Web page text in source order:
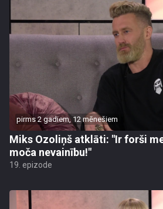
pirms 2 gadiem, 12 mēnešiem
Miks Ozoliņš atklāti: "Ir forši
moča nevainību!"
19. epizode